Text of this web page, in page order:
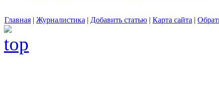
Главная | Журналистика | Добавить статью | Карта сайта |